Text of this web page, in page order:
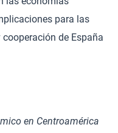
para las
de España
en Centroamérica